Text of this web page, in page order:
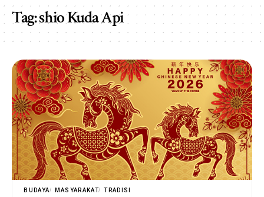
Tag:shio Kuda Api
BUDAYA MASYARAKAT TRADISI